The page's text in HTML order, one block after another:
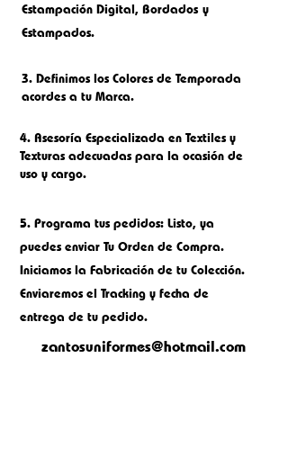
Estampación Digital, Bordados y
Estampados.
3. Definimos los Colores de Temporada
acordes a tu Marca.
4. Asesoría Especializada en Textiles y
Texturas adecuadas para la ocasión de
uso y cargo.
5. Programa tus pedidos: Listo, ya
puedes enviar Tu Orden de Compra.
Iniciamos la Fabricación de tu Colección.
Enviaremos el Tracking y fecha de
entrega de tu pedido.
zantosuniformes@hotmail.com